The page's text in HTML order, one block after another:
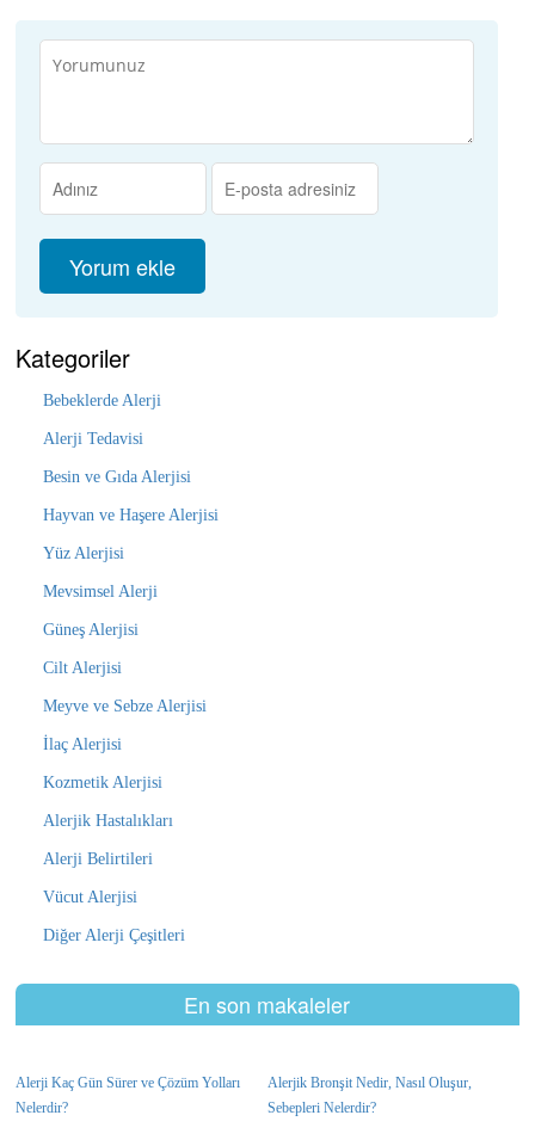
Kategoriler
Bebeklerde Alerji
Alerji Tedavisi
Besin ve Gıda Alerjisi
Hayvan ve Haşere Alerjisi
Yüz Alerjisi
Mevsimsel Alerji
Güneş Alerjisi
Cilt Alerjisi
Meyve ve Sebze Alerjisi
İlaç Alerjisi
Kozmetik Alerjisi
Alerjik Hastalıkları
Alerji Belirtileri
Vücut Alerjisi
Diğer Alerji Çeşitleri
En son makaleler
Alerji Kaç Gün Sürer ve Çözüm Yolları
Nelerdir?
Alerjik Bronşit Nedir, Nasıl Oluşur,
Sebepleri Nelerdir?